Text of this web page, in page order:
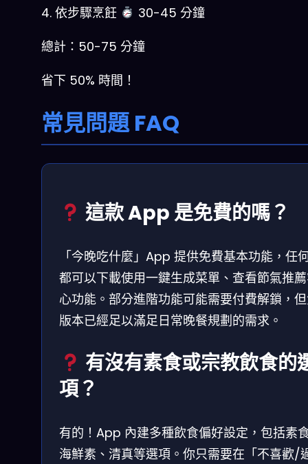
4. 依步驟烹飪
30-45 分鐘
總計：50-75 分鐘
省下 50% 時間！
常見問題 FAQ
這款 App 是免費的嗎？
「今晚吃什麼」App 提供免費基本功能，任
都可以下載使用一鍵生成菜單、查看節氣推
心功能。部分進階功能可能需要付費解鎖，
版本已經足以滿足日常晚餐規劃的需求。
有沒有素食或宗教飲食的
項？
有的！App 內建多種飲食偏好設定，包括素
海鮮素、清真等選項。你只需要在「不喜歡/